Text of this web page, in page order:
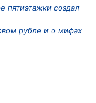
пятиэтажки создал
рубле и о мифах